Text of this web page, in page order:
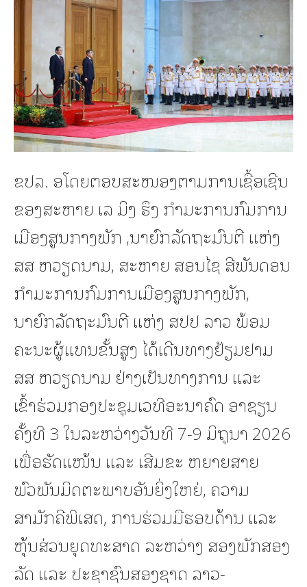
ຂປລ. ອໂດຍຕອບສະໜອງຕາມການເຊື້ອເຊີນ
ຂອງສະຫາຍ ເລ ມິງ ຮຶງ ກຳມະການກົມການ
ເມືອງສູນກາງພັກ ,ນາຍົກລັດຖະມົນຕີ ແຫ່ງ
ສສ ຫວຽດນາມ, ສະຫາຍ ສອນໄຊ ສີພັນດອນ
ກຳມະການກົມການເມືອງສູນກາງພັກ,
ນາຍົກລັດຖະມົນຕີ ແຫ່ງ ສປປ ລາວ ພ້ອມ
ຄະນະຜູ້ແທນຂັ້ນສູງ ໄດ້ເດີນທາງຢ້ຽມຢາມ
ສສ ຫວຽດນາມ ຢ່າງເປັນທາງການ ແລະ
ເຂົ້າຮ່ວມກອງປະຊຸມເວທີອະນາຄົດ ອາຊຽນ
ຄັ້ງທີ 3 ໃນລະຫວ່າງວັນທີ 7-9 ມິຖຸນາ 2026
ເພື່ອຮັດແໜ້ນ ແລະ ເສີມຂະ ຫຍາຍສາຍ
ພົວພັນມິດຕະພາບອັນຍິ່ງໃຫຍ່, ຄວາມ
ສາມັກຄີພິເສດ, ການຮ່ວມມືຮອບດ້ານ ແລະ
ຫຸ້ນສ່ວນຍຸດທະສາດ ລະຫວ່າງ ສອງພັກສອງ
ລັດ ແລະ ປະຊາຊົນສອງຊາດ ລາວ-